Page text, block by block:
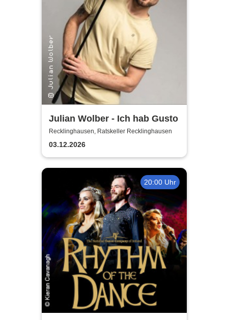
Julian Wolber - Ich hab Gusto
Recklinghausen, Ratskeller Recklinghausen
03.12.2026
20:00 Uhr